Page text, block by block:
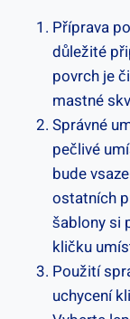
Příprava
⁣důležité
povrch je
mastné
Správné
pečlivé
bude‌
‌ostatních
šablony si
kličku
Použití‍
uchycení